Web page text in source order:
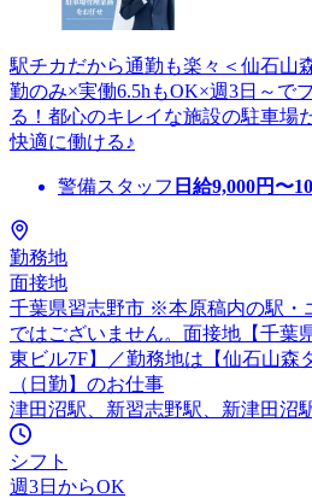
駅チカだから通勤も楽々＜仙石山
勤のみ×実働6.5hもOK×週3日～で
る！都心のキレイな施設の駐車場
快適に働ける♪
警備スタッフ 日給9,000円〜
勤務地
面接地
千葉県習志野市 ※本原稿内の駅・
ではございません。面接地【千葉
東ビル7F】／勤務地は【仙石山森
（日勤】のお仕事
津田沼駅、新習志野駅、新津田沼
シフト
週3日からOK